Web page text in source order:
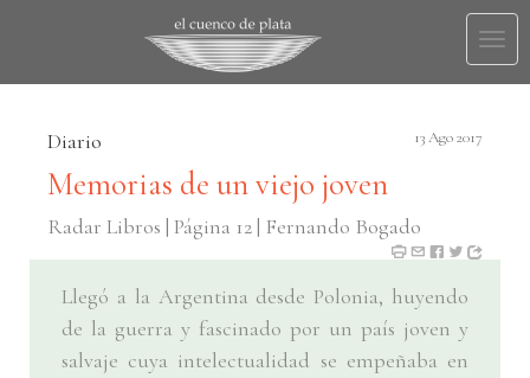
Diario 13 Ago 2017
Memorias de un viejo joven
Radar Libros | Página 12 | Fernando Bogado
Llegó a la Argentina desde Polonia, huyendo
de la guerra y fascinado por un país joven y
salvaje cuya intelectualidad se empeñaba en